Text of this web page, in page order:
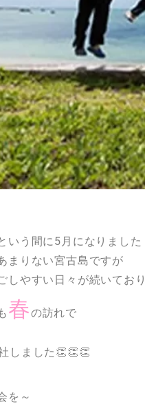
いう間に5月になりました
まりない宮古島ですが
しやすい日々が続いてお
春の訪れで
しました👏👏👏
を～